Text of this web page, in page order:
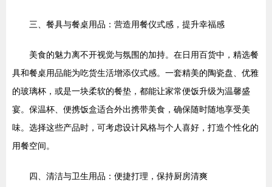
三、餐具与餐桌用品：营造用餐仪式感，提升幸福感
美食的魅力离不开视觉与氛围的加持。在日用百货中，精选餐
具和餐桌用品能为吃货生活增添仪式感。一套精美的陶瓷盘、优雅
的玻璃杯，或是一块柔软的餐垫，都能让家常便饭升级为温馨盛
宴。保温杯、便携饭盒适合外出携带美食，确保随时随地享受美
味。选择这些产品时，可考虑设计风格与个人喜好，打造个性化的
用餐空间。
四、清洁与卫生用品：便捷打理，保持厨房清爽